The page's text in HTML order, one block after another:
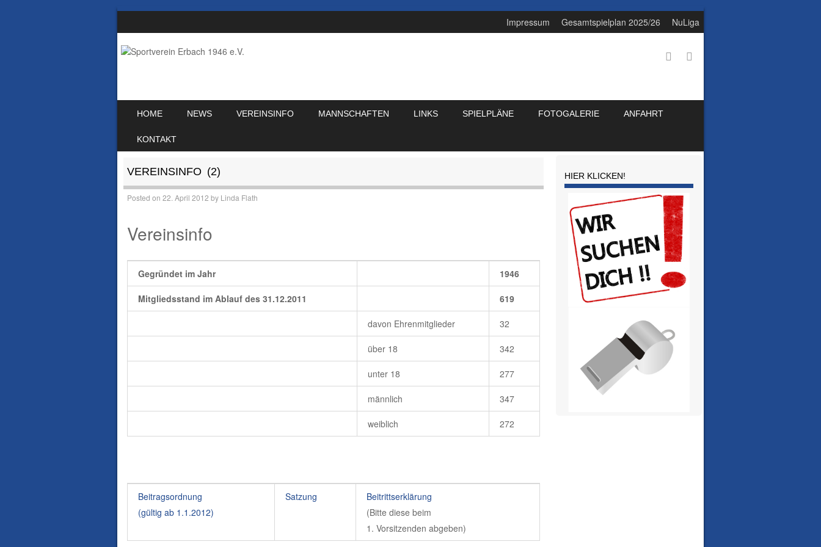
Impressum Gesamtspielplan 2025/26 NuLiga
HOME NEWS VEREINSINFO MANNSCHAFTEN LINKS SPIELPLÄNE FOTOGALERIE ANFAHRT
KONTAKT
VEREINSINFO (2)
Posted on 22. April 2012 by Linda Flath
Vereinsinfo
Gegründet im Jahr 1946
Mitgliedsstand im Ablauf des 31.12.2011 619
davon Ehrenmitglieder 32
über 18 342
unter 18 277
männlich 347
weiblich 272
Beitragsordnung
(gültig ab 1.1.2012)
Satzung
Beitrittserklärung
(Bitte diese beim
1. Vorsitzenden abgeben)
HIER KLICKEN!